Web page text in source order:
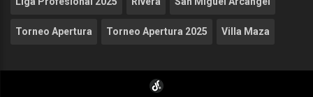
Torneo Apertura Torneo Apertura 2025 Villa Maza